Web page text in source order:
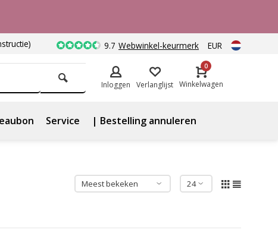
9.7 Webwinkel-keurmerk EUR
Inloggen Verlanglijst
0
Winkelwagen
Service | Bestelling annuleren